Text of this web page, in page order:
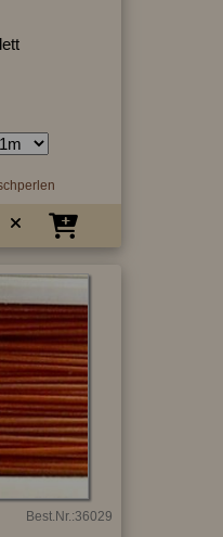
Best.Nr.:36029